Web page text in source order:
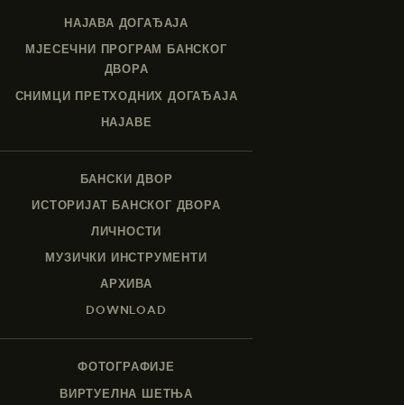
НАЈАВА ДОГАЂАЈА
МЈЕСЕЧНИ ПРОГРАМ БАНСКОГ
ДВОРА
СНИМЦИ ПРЕТХОДНИХ ДОГАЂАЈА
НАЈАВЕ
БАНСКИ ДВОР
ИСТОРИЈАТ БАНСКОГ ДВОРА
ЛИЧНОСТИ
МУЗИЧКИ ИНСТРУМЕНТИ
АРХИВА
DOWNLOAD
ФОТОГРАФИЈЕ
ВИРТУЕЛНА ШЕТЊА